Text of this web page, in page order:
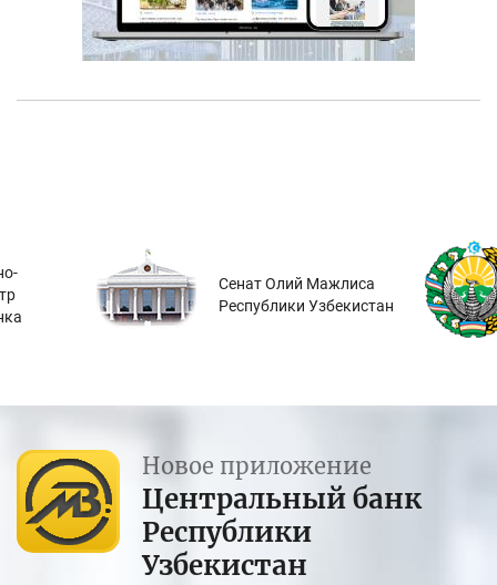
Сенат Олий Мажлиса
Республики Узбекистан
Новое приложение
Центральный банк
Республики
Узбекистан